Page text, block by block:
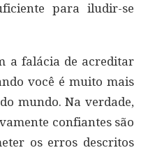
para iludir-se
a falácia de acreditar
você é muito mais
mundo. Na verdade,
confiantes são
os erros descritos